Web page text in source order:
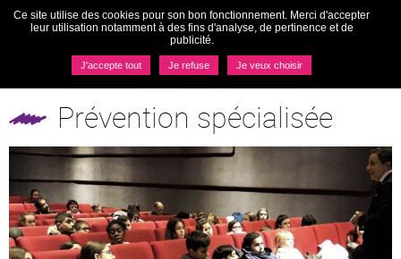
Pôles Prévention spécialisée
Prévention spécialisée
Ce site utilise des cookies pour son bon fonctionnement. Merci d'accepter
leur utilisation notamment à des fins d'analyse, de pertinence et de
publicité.
J'accepte tout Je refuse Je veux choisir